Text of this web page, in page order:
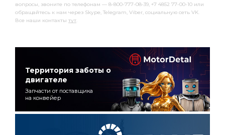
вопросы, звоните по телефонам — 8-800-777-08-39, +7 4852 77-00-10 или
обращайтесь к нам через Skype, Telegram, Viber, социальную сеть VK.
Все наши контакты тут.
Территория заботы о
двигателе
Запчасти от поставщика
на конвейер